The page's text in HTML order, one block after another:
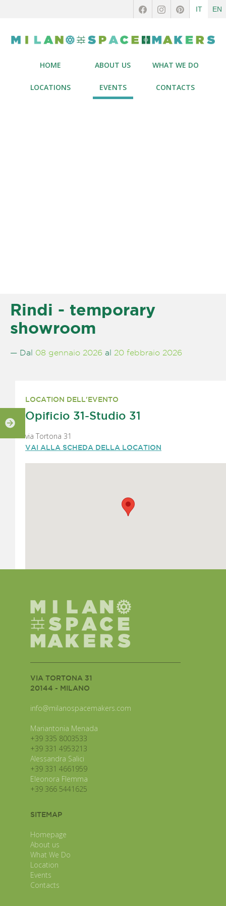
IT EN
HOME ABOUT US WHAT WE DO
LOCATIONS EVENTS CONTACTS
Rindi - temporary
showroom
— Dal 08 gennaio 2026 al 20 febbraio 2026
LOCATION DELL'EVENTO
Opificio 31-Studio 31
via Tortona 31
VAI ALLA SCHEDA DELLA LOCATION
VIA TORTONA 31
20144 - MILANO
info@milanospacemakers.com
Mariantonia Menada
+39 335 8003533
+39 331 4953213
Alessandra Salici
+39 331 4661959
Eleonora Flemma
+39 366 5441625
SITEMAP
Homepage
About us
What We Do
Location
Events
Contacts